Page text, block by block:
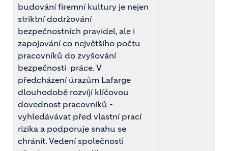
budování firemní kultury je nejen
striktní dodržování
bezpečnostních pravidel, ale i
zapojování co největšího počtu
pracovníků do zvyšování
bezpečnosti práce. V
předcházení úrazům Lafarge
dlouhodobě rozvíjí klíčovou
dovednost pracovníků -
vyhledávávat před vlastní prací
rizika a podporuje snahu se
chránit. Vedení společnosti